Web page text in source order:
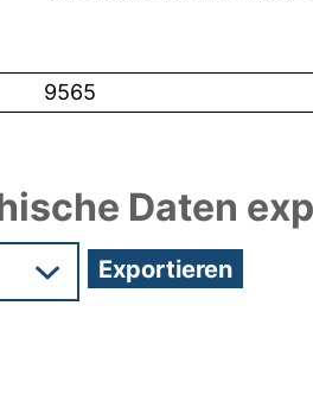
9565
Daten